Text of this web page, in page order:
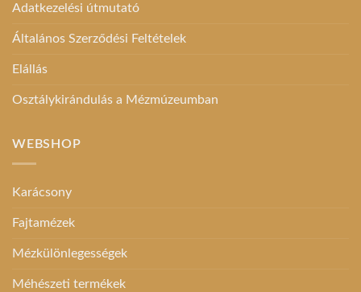
Adatkezelési útmutató
Általános Szerződési Feltételek
Elállás
Osztálykirándulás a Mézmúzeumban
WEBSHOP
Karácsony
Fajtamézek
Mézkülönlegességek
Méhészeti termékek